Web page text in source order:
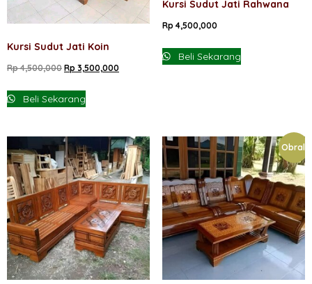
Kursi Sudut Jati Koin
Rp4,500,000 Harga
adalah:
Rp 3,500,000Harga
Rp 3,500,000.
Beli Sekarang
Kursi Sudut Jati Rahwana
Rp4,500,000
Beli Sekarang
Obral!